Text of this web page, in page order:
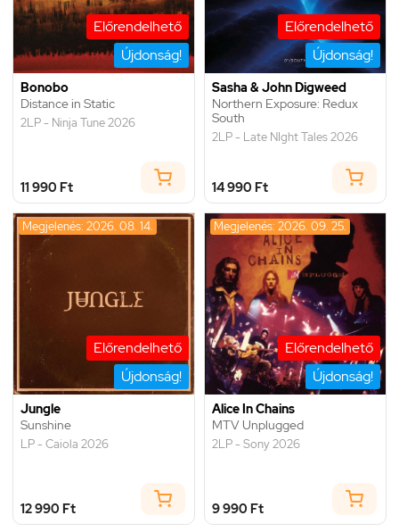
Előrendelhető
Újdonság!
Bonobo
Distance in Static
2LP - Ninja Tune 2026
11 990 Ft
Előrendelhető
Újdonság!
Sasha & John Digweed
Northern Exposure: Redux
South
2LP - Late NIght Tales 2026
14 990 Ft
Előrendelhető
Újdonság!
Megjelenés: 2026. 08. 14.
Jungle
Sunshine
LP - Caiola 2026
12 990 Ft
Előrendelhető
Újdonság!
Megjelenés: 2026. 09. 25.
Alice In Chains
MTV Unplugged
2LP - Sony 2026
9 990 Ft